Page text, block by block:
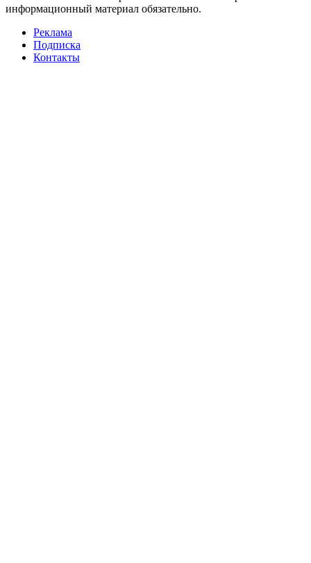
информационный материал обязательно.
Реклама
Подписка
Контакты